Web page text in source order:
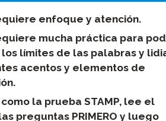
enfoque y atención.
mucha práctica para
límites de las palabras y
acentos y elementos de
la prueba STAMP, lee el
preguntas PRIMERO y luego